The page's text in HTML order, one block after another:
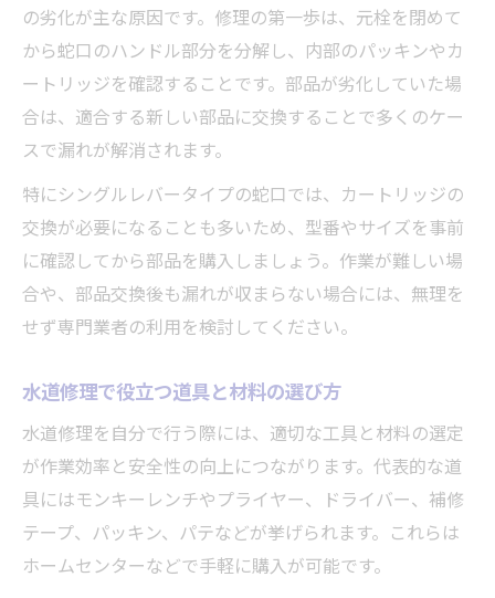
の劣化が主な原因です。修理の第一歩は、元栓を閉めて
から蛇口のハンドル部分を分解し、内部のパッキンやカ
ートリッジを確認することです。部品が劣化していた場
合は、適合する新しい部品に交換することで多くのケー
スで漏れが解消されます。
特にシングルレバータイプの蛇口では、カートリッジの
交換が必要になることも多いため、型番やサイズを事前
に確認してから部品を購入しましょう。作業が難しい場
合や、部品交換後も漏れが収まらない場合には、無理を
せず専門業者の利用を検討してください。
水道修理で役立つ道具と材料の選び方
水道修理を自分で行う際には、適切な工具と材料の選定
が作業効率と安全性の向上につながります。代表的な道
具にはモンキーレンチやプライヤー、ドライバー、補修
テープ、パッキン、パテなどが挙げられます。これらは
ホームセンターなどで手軽に購入が可能です。